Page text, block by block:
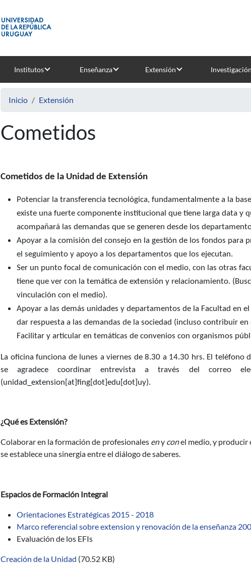
Institutos Enseñanza Extensión
Inicio Extensión
Cometidos
Cometidos de la Unidad de Extensión
Potenciar la transferencia tecnológica, fundamentalmente a la
existe una fuerte componente institucional que tiene larga data y
acompañará las demandas que se generen desde los
Apoyar a la comisión del consejo en la gestión de los fondos para
el seguimiento y apoyo a los departamentos que los ejecutan.
Ser un punto focal de comunicación con el medio, con las otras
tiene que ver con la temática de extensión y relacionamiento.
vinculación con el medio).
Apoyar a las demás unidades y departamentos de la Facultad en
dar respuesta a las demandas de la sociedad (incluso contribuir
Facilitar y articular en temáticas de convenios con organismos
La oficina funciona de lunes a viernes de 8.30 a 14.30 hrs. El teléfono
se agradece coordinar entrevista a través del correo
(unidad_extension[at]fing[dot]edu[dot]uy).
¿Qué es Extensión?
Colaborar en la formación de profesionales eny conel medio, y
se establece una sinergia entre el diálogo de saberes.
Espacios de Formación Integral
Orientaciones Estratégicas 2015 - 2018
Marco referencial sobre extension y renovación de la enseñanza
Evaluación de los EFIs
Creación de la Unidad (70.52 KB)